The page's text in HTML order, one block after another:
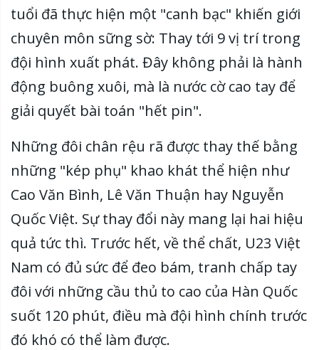
tuổi đã thực hiện một "canh bạc" khiến giới
chuyên môn sững sờ: Thay tới 9 vị trí trong
đội hình xuất phát. Đây không phải là hành
động buông xuôi, mà là nước cờ cao tay để
giải quyết bài toán "hết pin".
Những đôi chân rệu rã được thay thế bằng
những "kép phụ" khao khát thể hiện như
Cao Văn Bình, Lê Văn Thuận hay Nguyễn
Quốc Việt. Sự thay đổi này mang lại hai hiệu
quả tức thì. Trước hết, về thể chất, U23 Việt
Nam có đủ sức để đeo bám, tranh chấp tay
đôi với những cầu thủ to cao của Hàn Quốc
suốt 120 phút, điều mà đội hình chính trước
đó khó có thể làm được.